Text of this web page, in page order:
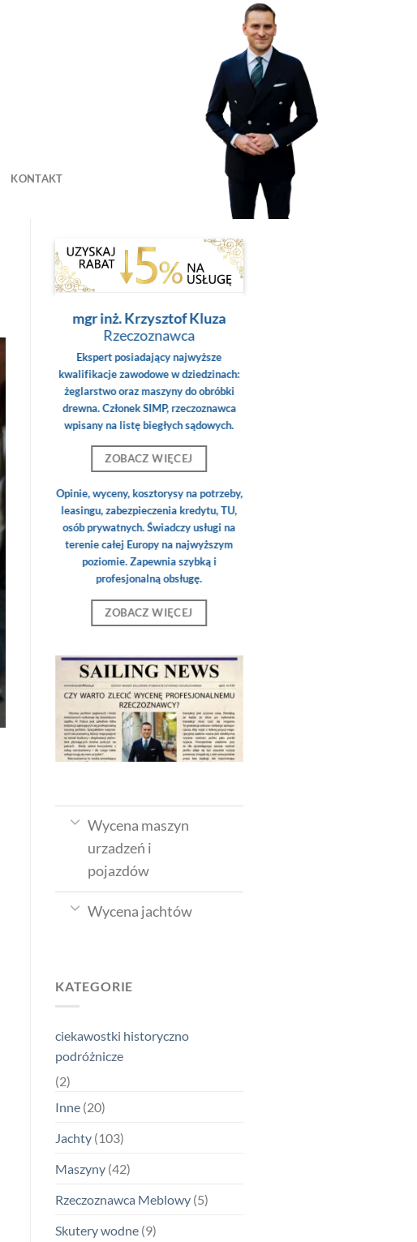
KONTAKT
mgr inż. Krzysztof Kluza
Rzeczoznawca
Ekspert posiadający najwyższe
kwalifikacje zawodowe w dziedzinach:
żeglarstwo oraz maszyny do obróbki
drewna. Członek SIMP, rzeczoznawca
wpisany na listę biegłych sądowych.
ZOBACZ WIĘCEJ
Opinie, wyceny, kosztorysy na potrzeby,
leasingu, zabezpieczenia kredytu, TU,
osób prywatnych. Świadczy usługi na
terenie całej Europy na najwyższym
poziomie. Zapewnia szybką i
profesjonalną obsługę.
ZOBACZ WIĘCEJ
Wycena maszyn
urzadzeń i
pojazdów
Wycena jachtów
KATEGORIE
ciekawostki historyczno
podróżnicze
(2)
Inne (20)
Jachty (103)
Maszyny (42)
Rzeczoznawca Meblowy (5)
Skutery wodne (9)